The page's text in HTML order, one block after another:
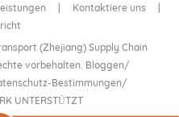
| Kontaktiere uns
|
(Zhejiang) Supply Chain
vorbehalten. Bloggen/
Bestimmungen/
UNTERSTÜTZT